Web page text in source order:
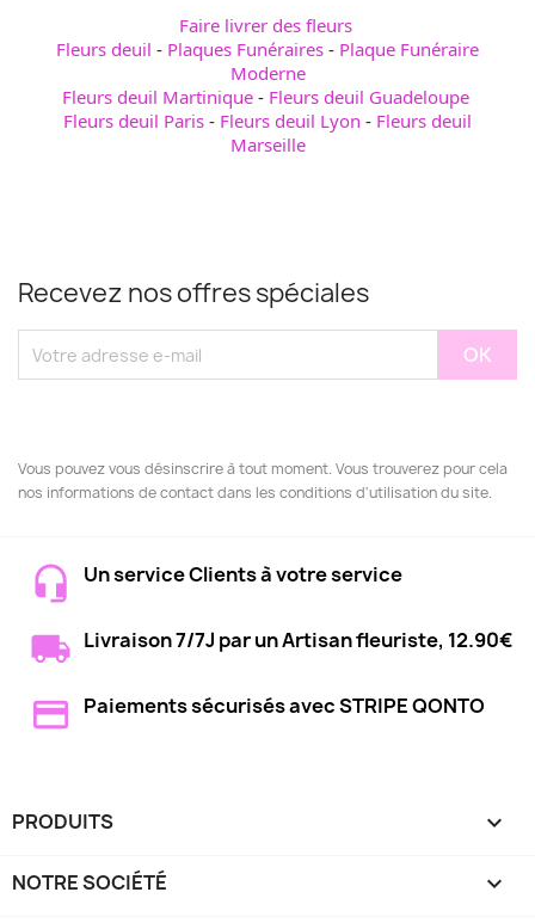
Faire livrer des fleurs
Fleurs deuil - Plaques Funéraires - Plaque Funéraire
Moderne
Fleurs deuil Martinique- Fleurs deuil Guadeloupe
Fleurs deuil Paris - Fleurs deuil Lyon - Fleurs deuil
Marseille
Recevez nos offres spéciales
Vous pouvez vous désinscrire à tout moment. Vous trouverez pour cela
nos informations de contact dans les conditions d'utilisation du site.
Un service Clients à votre service
Livraison 7/7J par un Artisan fleuriste, 12.90€
Paiements sécurisés avec STRIPE QONTO
PRODUITS 
NOTRE SOCIÉTÉ 